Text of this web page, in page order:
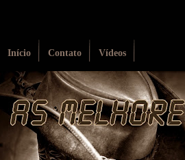
Início Contato Vídeos